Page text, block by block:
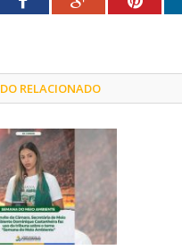
RELACIONADO